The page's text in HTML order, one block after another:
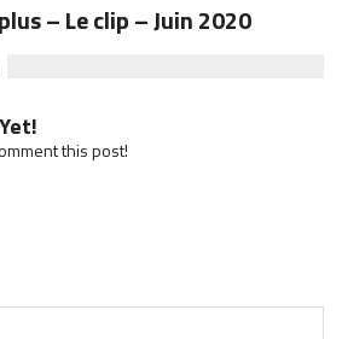
– Le clip – Juin 2020
this post!